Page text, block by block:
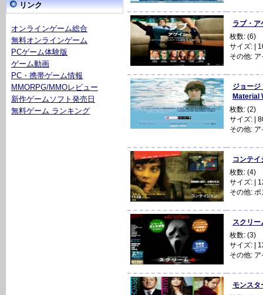
リンク
オンラインゲーム総合
無料オンラインゲーム
PCゲーム体験版
ゲーム動画
PC・携帯ゲーム情報
MMORPG/MMOレビュー
新作ゲームソフト発売日
無料ゲーム ランキング
ラブ・
枚数: (6)
サイズ: |
その他: ア
ジョー
Material
枚数: (2)
サイズ: |
その他: ア
コンテ
枚数: (4)
サイズ: |
その他: ポ
スクリ
枚数: (3)
サイズ: |
その他: ア
モンス